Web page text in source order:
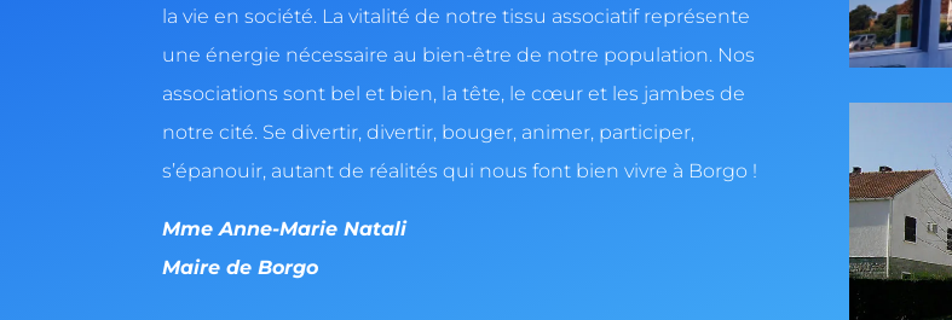
la vie en société. La vitalité de notre tissu associatif représente
une énergie nécessaire au bien-être de notre population. Nos
associations sont bel et bien, la tête, le cœur et les jambes de
notre cité. Se divertir, divertir, bouger, animer, participer,
s’épanouir, autant de réalités qui nous font bien vivre à Borgo !
Mme Anne-Marie Natali
Maire de Borgo